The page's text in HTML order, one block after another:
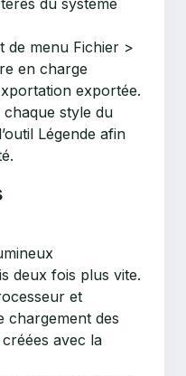
du système
de menu Fichier >
en charge
exportée.
style du
Légende afin
deux fois plus vite.
et
chargement des
avec la